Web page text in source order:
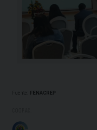
Fuente: FENACREP